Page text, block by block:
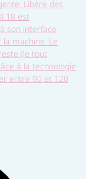
Libère des
18 est
son interface
machine. Le
(le tout
à la technologie
entre 90 et 120